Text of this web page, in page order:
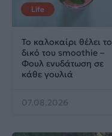
Life
Το καλοκαίρι θέλει το
δικό του smoothie –
Φουλ ενυδάτωση σε
κάθε γουλιά
07.08.2026